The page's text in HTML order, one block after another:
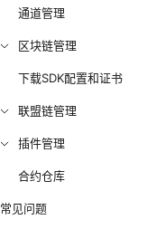
通道管理
区块链管理
下载SDK配置和证书
联盟链管理
插件管理
合约仓库
常见问题